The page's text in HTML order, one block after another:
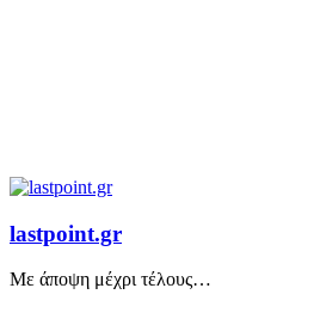
lastpoint.gr
Με άποψη μέχρι τέλους…